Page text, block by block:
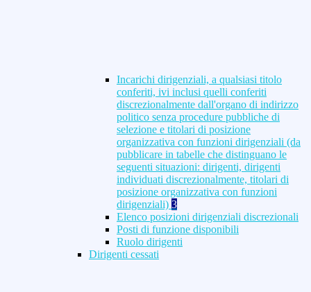
Incarichi dirigenziali, a qualsiasi titolo
conferiti, ivi inclusi quelli conferiti
discrezionalmente dall'organo di indirizzo
politico senza procedure pubbliche di
selezione e titolari di posizione
organizzativa con funzioni dirigenziali (da
pubblicare in tabelle che distinguano le
seguenti situazioni: dirigenti, dirigenti
individuati discrezionalmente, titolari di
posizione organizzativa con funzioni
dirigenziali) 3
Elenco posizioni dirigenziali discrezionali
Posti di funzione disponibili
Ruolo dirigenti
Dirigenti cessati